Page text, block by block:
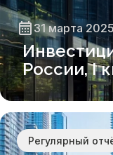
31 марта 2025
России, I
Регулярный